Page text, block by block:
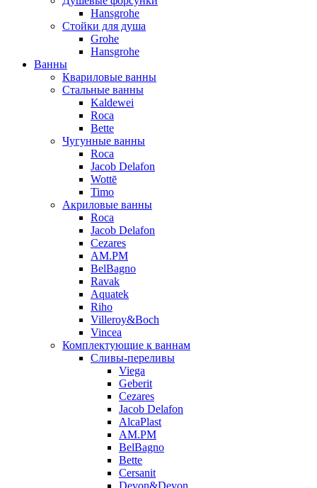
Hansgrohe
Стойки для душа
Grohe
Hansgrohe
Ванны
Квариловые ванны
Стальные ванны
Kaldewei
Roca
Bette
Чугунные ванны
Roca
Jacob Delafon
Wottē
Timo
Акриловые ванны
Roca
Jacob Delafon
Cezares
AM.PM
BelBagno
Ravak
Aquatek
Riho
Villeroy&Boch
Vincea
Комплектующие к ваннам
Сливы-переливы
Viega
Geberit
Cezares
Jacob Delafon
AlcaPlast
AM.PM
BelBagno
Bette
Cersanit
Devon&Devon